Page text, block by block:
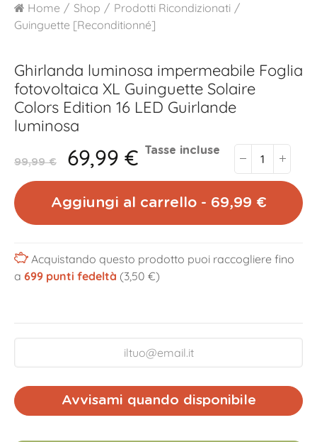
Home Shop
Prodotti Ricondizionati
Guinguette [Reconditionné]
Ghirlanda luminosa impermeabile Foglia
fotovoltaica XL Guinguette Solaire
Colors Edition 16 LED Guirlande
luminosa
99,99 € 69,99 € Tasse incluse
Aggiungi al carrello - 69,99 €
Acquistando questo prodotto puoi raccogliere fino
a 699 punti fedeltà (3,50 €)
Avvisami quando disponibile